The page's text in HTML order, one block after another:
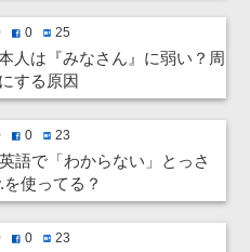
facebook0 hatenabookmark25
人は『みなさん』に弱い？周
する原因
facebook0 hatenabookmark23
語で「わからない」とっさ
を使ってる？
facebook0 hatenabookmark23